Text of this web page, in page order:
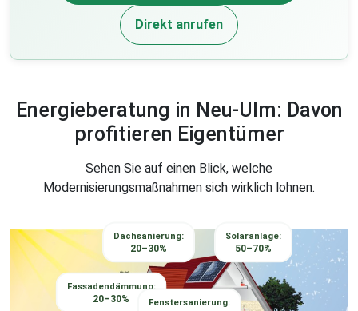
Direkt anrufen
Energieberatung in Neu-Ulm: Davon
profitieren Eigentümer
Sehen Sie auf einen Blick, welche
Modernisierungsmaßnahmen sich wirklich lohnen.
Dachsanierung:
20–30%
Solaranlage:
50–70%
Fassadendämmung:
20–30% Fenstersanierung: